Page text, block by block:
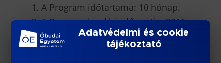
1. A Program időtartama: 10 hónap.
2. A Program kezdési időpontja: 2016.
szeptember, keresztféléves képzés
esetén 2017. február.
Adatvédelmi és cookie
tájékoztató